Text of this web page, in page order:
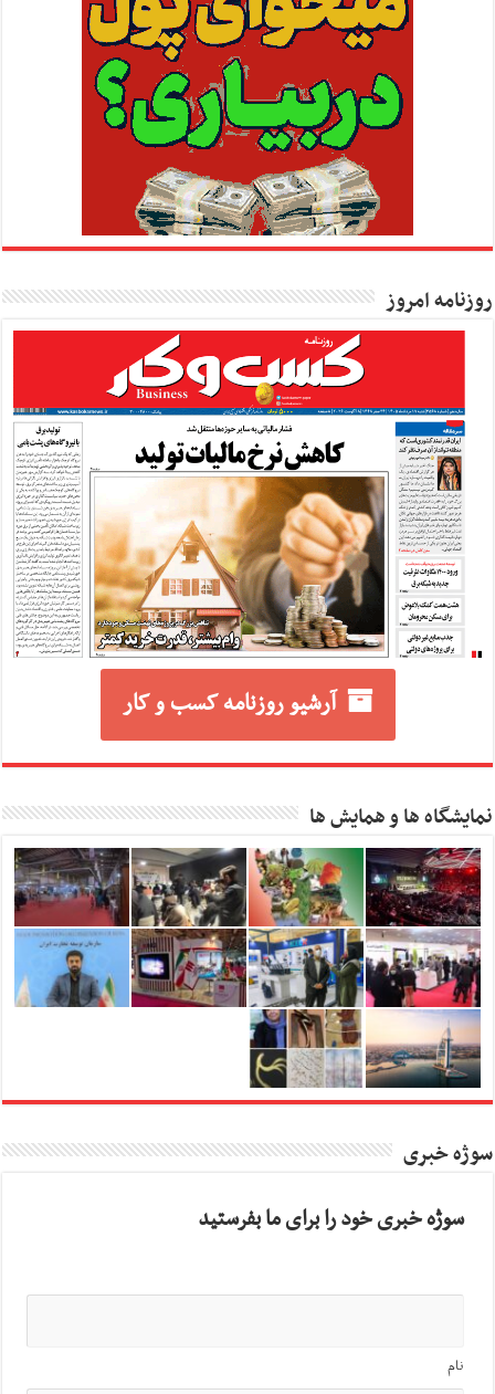
روزنامه امروز
آرشیو روزنامه کسب و کار
نمایشگاه ها و همایش ها
سوژه خبری
سوژه خبری خود را برای ما بفرستید
نام